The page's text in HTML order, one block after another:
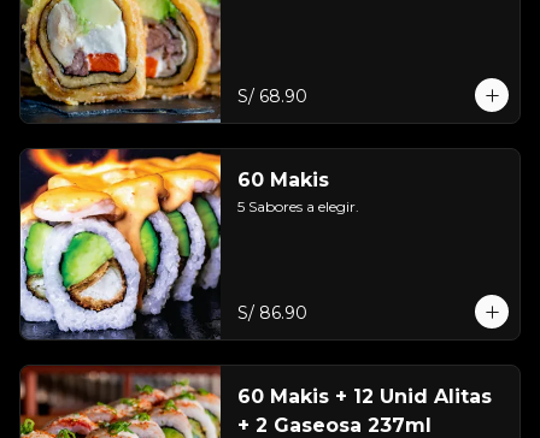
S/ 68.90
60 Makis
5 Sabores a elegir.
S/ 86.90
60 Makis + 12 Unid Alitas
+ 2 Gaseosa 237ml